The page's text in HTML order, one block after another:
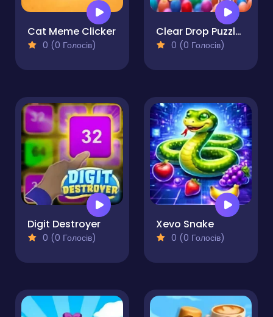
Cat Meme Clicker
0 (0 Голосів)
Clear Drop Puzzles
0 (0 Голосів)
Digit Destroyer
0 (0 Голосів)
Xevo Snake
0 (0 Голосів)